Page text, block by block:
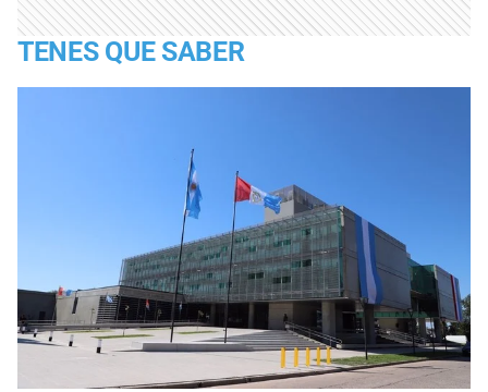
TENES QUE SABER